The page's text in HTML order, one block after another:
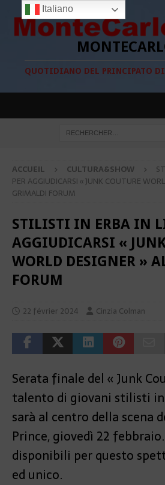
QUOTIDIANO DEL PRINCIPATO
ACCUEIL CULTURA&SHOW
PER AGGIUDICARSI « JUNK COUTURE
GRIMALDI FORUM
STILISTI IN ERBA IN
AGGIUDICARSI «
WORLD DESIGNER »
FORUM
22 février 2024 Cinzia Colman
Serata finale del « Junk
talento di giovani stilisti
sarà al centro della scena
Prince, giovedì 22
disponibili per questo
ed unico.
Italiano